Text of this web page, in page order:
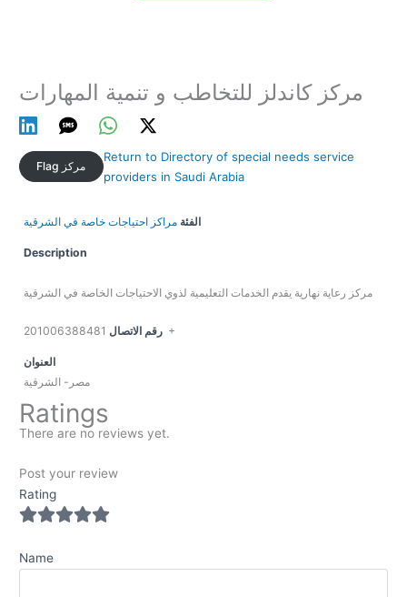
مركز كاندلز للتخاطب و تنمية المهارات
Flag مركز
Return to Directory of special needs service
providers in Saudi Arabia
الفئة مراكز احتياجات خاصة في الشرقية
Description
مركز رعاية نهارية يقدم الخدمات التعليمية لذوي الاحتياجات الخاصة في الشرقية
رقم الاتصال 201006388481+
العنوان
مصر- الشرقية
Ratings
There are no reviews yet.
Post your review
Rating
Name